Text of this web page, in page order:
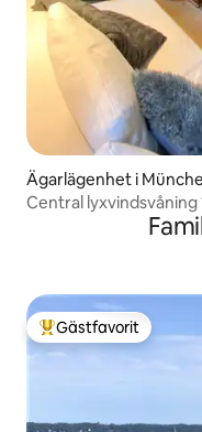
Ägarlägenhet i
Central lyxvindsvåning
Populär gästfavorit
Gästfavorit